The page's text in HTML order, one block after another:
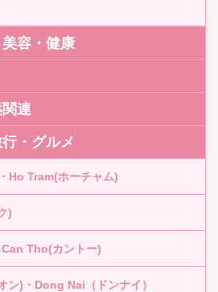
美容・健康
連
・グルメ
Ho Tram(ホーチャム)
)
Tho(カントー)
)・Dong Nai（ドンナイ）